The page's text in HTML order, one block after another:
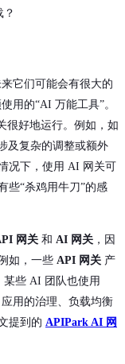
它们可能会有很大的
用的“AI 万能工具”。
很好地运行。例如，如
及复杂的调整或额外
况下，使用 AI 网关可
些“杀鸡用牛刀”的感
网关 和 AI 网关 ，因
如，一些 API 网关 产
某些 AI 团队也使用
用的治理、负载均衡
提到的 APIPark AI 网